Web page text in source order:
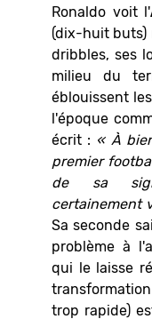
Ronaldo voit l'
(dix-huit buts)
dribbles, ses
milieu du
éblouissent
l'époque
écrit : « À
premier
de sa
certainement
Sa seconde
problème à
qui le laisse
trop rapide)